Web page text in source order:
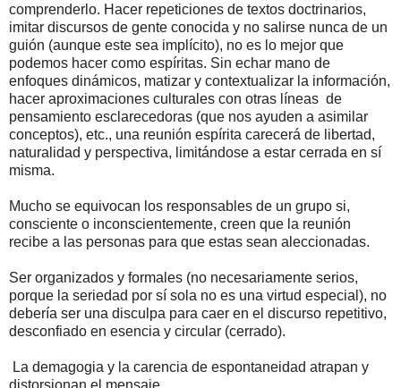
comprenderlo. Hacer repeticiones de textos doctrinarios,
imitar discursos de gente conocida y no salirse nunca de un
guión (aunque este sea implícito), no es lo mejor que
podemos hacer como espíritas. Sin echar mano de
enfoques dinámicos, matizar y contextualizar la información,
hacer aproximaciones culturales con otras líneas de
pensamiento esclarecedoras (que nos ayuden a asimilar
conceptos), etc., una reunión espírita carecerá de libertad,
naturalidad y perspectiva, limitándose a estar cerrada en sí
misma.
Mucho se equivocan los responsables de un grupo si,
consciente o inconscientemente, creen que la reunión
recibe a las personas para que estas sean aleccionadas.
Ser organizados y formales (no necesariamente serios,
porque la seriedad por sí sola no es una virtud especial), no
debería ser una disculpa para caer en el discurso repetitivo,
desconfiado en esencia y circular (cerrado).
La demagogia y la carencia de espontaneidad atrapan y
distorsionan el mensaje.